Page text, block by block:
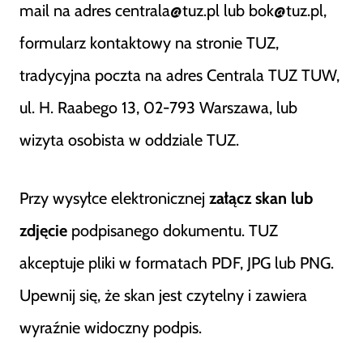
mail na adres centrala@tuz.pl lub bok@tuz.pl,
formularz kontaktowy na stronie TUZ,
tradycyjna poczta na adres Centrala TUZ TUW,
ul. H. Raabego 13, 02-793 Warszawa, lub
wizyta osobista w oddziale TUZ.
Przy wysyłce elektronicznej załącz skan lub
zdjęcie podpisanego dokumentu. TUZ
akceptuje pliki w formatach PDF, JPG lub PNG.
Upewnij się, że skan jest czytelny i zawiera
wyraźnie widoczny podpis.